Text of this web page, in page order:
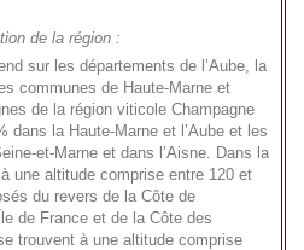
de la région :
sur les départements de l’Aube, la
communes de Haute-Marne et
de la région viticole Champagne
dans la Haute-Marne et l’Aube et les
et-Marne et dans l’Aisne. Dans la
une altitude comprise entre 120 et
du revers de la Côte de
de France et de la Côte des
trouvent à une altitude comprise